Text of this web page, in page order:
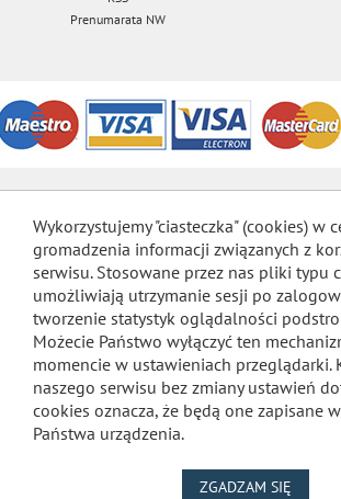
Prenumarata NW
Wykorzystujemy "ciasteczka" (cookies) w
gromadzenia informacji związanych z
serwisu. Stosowane przez nas pliki typu
umożliwiają utrzymanie sesji po
tworzenie statystyk oglądalności
Możecie Państwo wyłączyć ten
momencie w ustawieniach przeglądarki.
naszego serwisu bez zmiany ustawień
cookies oznacza, że będą one zapisane
Państwa urządzenia.
ZGADZAM SIĘ